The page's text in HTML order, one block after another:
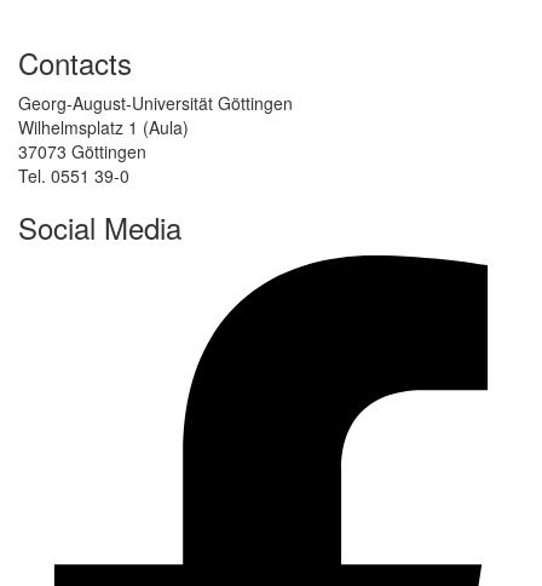
Contacts
Georg-August-Universität Göttingen
Wilhelmsplatz 1 (Aula)
37073 Göttingen
Tel. 0551 39-0
Social Media